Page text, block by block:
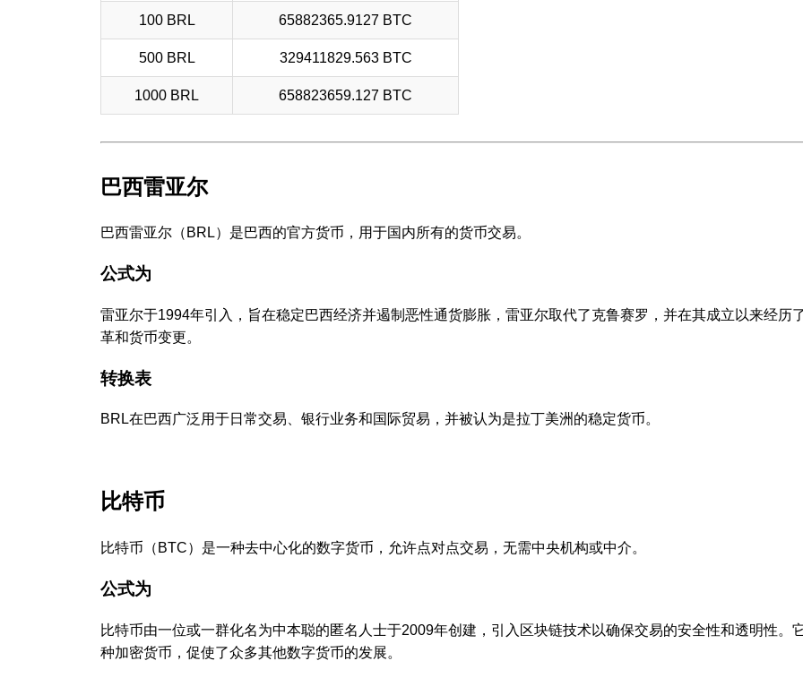
100 BRL 65882365.9127 BTC
500 BRL 329411829.563 BTC
1000 BRL 658823659.127 BTC
巴西雷亚尔
巴西雷亚尔（BRL）是巴西的官方货币，用于国内所有的货币交易。
公式为
雷亚尔于1994年引入，旨在稳定巴西经济并遏制恶性通货膨胀，雷亚尔取代了克鲁赛罗，并在其成立以来经历
革和货币变更。
转换表
BRL在巴西广泛用于日常交易、银行业务和国际贸易，并被认为是拉丁美洲的稳定货币。
比特币
比特币（BTC）是一种去中心化的数字货币，允许点对点交易，无需中央机构或中介。
公式为
比特币由一位或一群化名为中本聪的匿名人士于2009年创建，引入区块链技术以确保交易的安全性和透明性。
种加密货币，促使了众多其他数字货币的发展。